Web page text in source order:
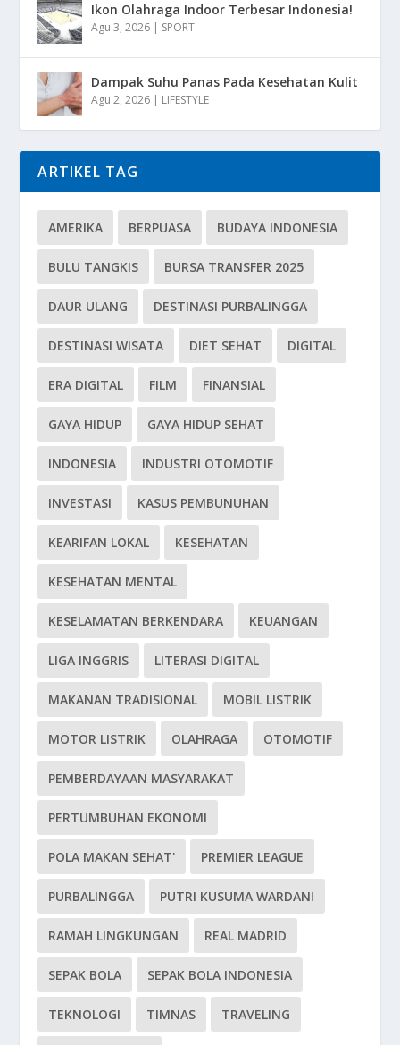
Ikon Olahraga Indoor Terbesar Indonesia!
Agu 3, 2026 | SPORT
Dampak Suhu Panas Pada Kesehatan Kulit
Agu 2, 2026 | LIFESTYLE
ARTIKEL TAG
AMERIKA BERPUASA BUDAYA INDONESIA
BULU TANGKIS BURSA TRANSFER 2025
DAUR ULANG DESTINASI PURBALINGGA
DESTINASI WISATA DIET SEHAT DIGITAL
ERA DIGITAL FILM FINANSIAL
GAYA HIDUP GAYA HIDUP SEHAT
INDONESIA INDUSTRI OTOMOTIF
INVESTASI KASUS PEMBUNUHAN
KEARIFAN LOKAL KESEHATAN
KESEHATAN MENTAL
KESELAMATAN BERKENDARA KEUANGAN
LIGA INGGRIS LITERASI DIGITAL
MAKANAN TRADISIONAL MOBIL LISTRIK
MOTOR LISTRIK OLAHRAGA OTOMOTIF
PEMBERDAYAAN MASYARAKAT
PERTUMBUHAN EKONOMI
POLA MAKAN SEHAT' PREMIER LEAGUE
PURBALINGGA PUTRI KUSUMA WARDANI
RAMAH LINGKUNGAN REAL MADRID
SEPAK BOLA SEPAK BOLA INDONESIA
TEKNOLOGI TIMNAS TRAVELING